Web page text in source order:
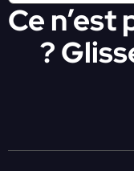
Ce n’est
?